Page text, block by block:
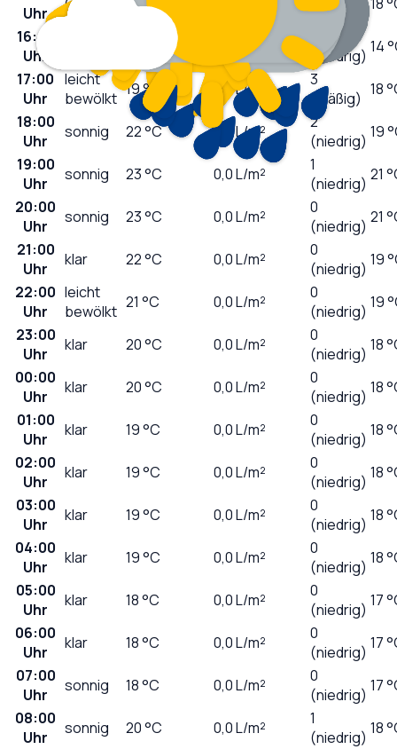
Uhr
(mäßig)
16:00
Uhr
L/m²
(niedrig) 14
17:00
Uhr
leicht
bewölkt 19°C 0,0 L/m²
3
(mäßig) 18
18:00
Uhr
sonnig 22°C 0,0 L/m²
2
(niedrig) 19
19:00
Uhr
sonnig 23°C 0,0L/m²
1
(niedrig) 21
20:00
Uhr
sonnig 23°C 0,0L/m²
0
(niedrig) 21
21:00
Uhr
klar 22°C 0,0L/m²
0
(niedrig) 19
22:00
Uhr
leicht
bewölkt 21 °C 0,0L/m²
0
(niedrig) 19
23:00
Uhr
klar 20°C 0,0L/m²
0
(niedrig) 18
00:00
Uhr
klar 20°C 0,0L/m²
0
(niedrig) 18
01:00
Uhr
klar 19°C 0,0L/m²
0
(niedrig) 18
02:00
Uhr
klar 19°C 0,0L/m²
0
(niedrig) 18
03:00
Uhr
klar 19°C 0,0L/m²
0
(niedrig) 18
04:00
Uhr
klar 19°C 0,0L/m²
0
(niedrig) 18
05:00
Uhr
klar 18°C 0,0L/m²
0
(niedrig) 17
06:00
Uhr
klar 18°C 0,0L/m²
0
(niedrig) 17
07:00
Uhr
sonnig 18°C 0,0L/m²
0
(niedrig) 17
08:00
Uhr
sonnig 20°C 0,0L/m²
1
(niedrig) 18